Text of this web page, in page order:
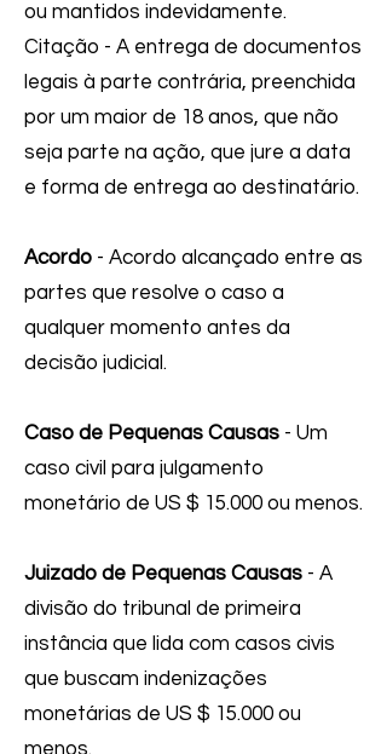
ou mantidos indevidamente.
Citação - A entrega de documentos
legais à parte contrária, preenchida
por um maior de 18 anos, que não
seja parte na ação, que jure a data
e forma de entrega ao destinatário.
Acordo - Acordo alcançado entre as
partes que resolve o caso a
qualquer momento antes da
decisão judicial.
Caso de Pequenas Causas - Um
caso civil para julgamento
monetário de US $ 15.000 ou menos.
Juizado de Pequenas Causas - A
divisão do tribunal de primeira
instância que lida com casos civis
que buscam indenizações
monetárias de US $ 15.000 ou
menos.